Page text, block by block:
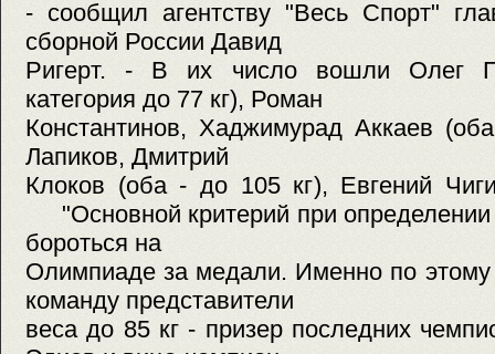
- сообщил агентству "Весь Спорт"
сборной России Давид
Ригерт. - В их число вошли Олег
категория до 77 кг), Роман
Константинов, Хаджимурад Аккаев
Лапиков, Дмитрий
Клоков (оба - до 105 кг), Евгений
"Основной критерий при определении
бороться на
Олимпиаде за медали. Именно по
команду представители
веса до 85 кг - призер последних